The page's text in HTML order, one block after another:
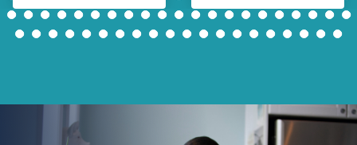
22
23 24 25 26 27 28 29 30 31 32 33 34 35 36 37 38 39 40 41
42
43
44 45 46 47 48 49 50 51 52 53 54 55 56 57 58 59 60 61 62